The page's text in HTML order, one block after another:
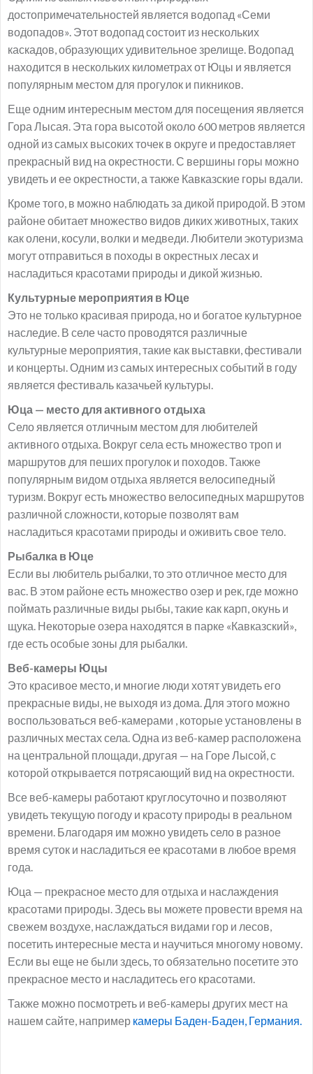
достопримечательностей является водопад «Семи
водопадов». Этот водопад состоит из нескольких
каскадов, образующих удивительное зрелище. Водопад
находится в нескольких километрах от Юцы и является
популярным местом для прогулок и пикников.
Еще одним интересным местом для посещения является
Гора Лысая. Эта гора высотой около 600 метров является
одной из самых высоких точек в округе и предоставляет
прекрасный вид на окрестности. С вершины горы можно
увидеть и ее окрестности, а также Кавказские горы вдали.
Кроме того, в можно наблюдать за дикой природой. В этом
районе обитает множество видов диких животных, таких
как олени, косули, волки и медведи. Любители экотуризма
могут отправиться в походы в окрестных лесах и
насладиться красотами природы и дикой жизнью.
Культурные мероприятия в Юце
Это не только красивая природа, но и богатое культурное
наследие. В селе часто проводятся различные
культурные мероприятия, такие как выставки, фестивали
и концерты. Одним из самых интересных событий в году
является фестиваль казачьей культуры.
Юца — место для активного отдыха
Село является отличным местом для любителей
активного отдыха. Вокруг села есть множество троп и
маршрутов для пеших прогулок и походов. Также
популярным видом отдыха является велосипедный
туризм. Вокруг есть множество велосипедных маршрутов
различной сложности, которые позволят вам
насладиться красотами природы и оживить свое тело.
Рыбалка в Юце
Если вы любитель рыбалки, то это отличное место для
вас. В этом районе есть множество озер и рек, где можно
поймать различные виды рыбы, такие как карп, окунь и
щука. Некоторые озера находятся в парке «Кавказский»,
где есть особые зоны для рыбалки.
Веб-камеры Юцы
Это красивое место, и многие люди хотят увидеть его
прекрасные виды, не выходя из дома. Для этого можно
воспользоваться веб-камерами , которые установлены в
различных местах села. Одна из веб-камер расположена
на центральной площади, другая — на Горе Лысой, с
которой открывается потрясающий вид на окрестности.
Все веб-камеры работают круглосуточно и позволяют
увидеть текущую погоду и красоту природы в реальном
времени. Благодаря им можно увидеть село в разное
время суток и насладиться ее красотами в любое время
года.
Юца — прекрасное место для отдыха и наслаждения
красотами природы. Здесь вы можете провести время на
свежем воздухе, наслаждаться видами гор и лесов,
посетить интересные места и научиться многому новому.
Если вы еще не были здесь, то обязательно посетите это
прекрасное место и насладитесь его красотами.
Также можно посмотреть и веб-камеры других мест на
нашем сайте, например камеры Баден-Баден, Германия.